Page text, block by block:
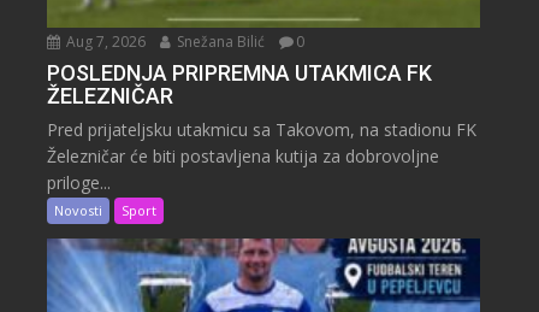
Aug 7, 2026 Snežana Bilić 0
POSLEDNJA PRIPREMNA UTAKMICA FK
ŽELEZNIČAR
Pred prijateljsku utakmicu sa Takovom, na stadionu FK
Železničar će biti postavljena kutija za dobrovoljne
priloge...
Novosti Sport